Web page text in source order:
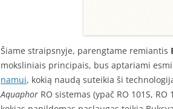
Šiame straipsnyje, parengtame remiantis
moksliniais principais, bus aptariami
namui, kokią naudą suteikia ši
Aquaphor RO sistemas (ypač RO 101S,